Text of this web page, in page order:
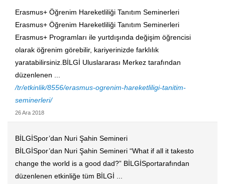
​Erasmus+ Öğrenim Hareketliliği Tanıtım Seminerleri
​Erasmus+ Öğrenim Hareketliliği Tanıtım Seminerleri
Erasmus+ Programları ile yurtdışında değişim öğrencisi
olarak öğrenim görebilir, kariyerinizde farklılık
yaratabilirsiniz.BİLGİ Uluslararası Merkez tarafından
düzenlenen ...
/tr/etkinlik/8556/erasmus-ogrenim-hareketliligi-tanitim-
seminerleri/
26 Ara 2018
BİLGİSpor’dan Nuri Şahin Semineri
BİLGİSpor’dan Nuri Şahin Semineri “What if all it takesto
change the world is a good dad?” BİLGİSportarafından
düzenlenen etkinliğe tüm BİLGİ ...